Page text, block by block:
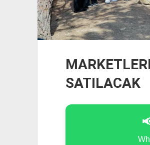
SATILACAK